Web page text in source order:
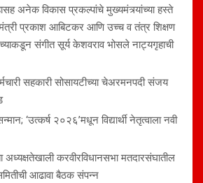
अनेक विकास प्रकल्पांचे मुख्यमंत्र्यांच्या हस्ते
प्रकाश आबिटकर आणि उच्च व तंत्र शिक्षण
संगीत सूर्य केशवराव भोसले नाट्यगृहाची
सहकारी सोसायटीच्या चेअरमनपदी संजय
‘उत्कर्ष २०२६’मधून विद्यार्थी नेतृत्वाला नवी
करवीरविधानसभा मतदारसंघातील
आढावा बैठक संपन्न